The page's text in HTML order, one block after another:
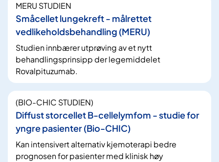
MERU STUDIEN
Småcellet lungekreft - målrettet
vedlikeholdsbehandling (MERU)
Studien innbærer utprøving av et nytt
behandlingsprinsipp der legemiddelet
Rovalpituzumab.
(BIO-CHIC STUDIEN)
Diffust storcellet B-cellelymfom - studie for
yngre pasienter (Bio-CHIC)
Kan intensivert alternativ kjemoterapi bedre
prognosen for pasienter med klinisk høy